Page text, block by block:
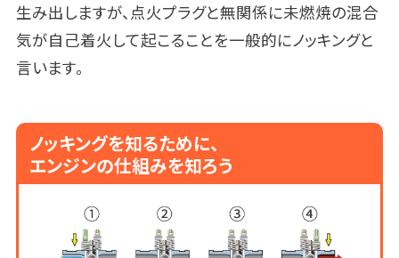
生み出しますが、点火プラグと無関係に未燃焼の混合
気が自己着火して起こることを一般的にノッキングと
言います。
ノッキングを知るために、
エンジンの仕組みを知ろう